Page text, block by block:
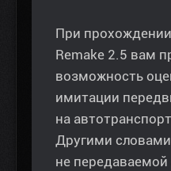
При
Remake 2.5 вам
возможность
имитации
на
Другими
не